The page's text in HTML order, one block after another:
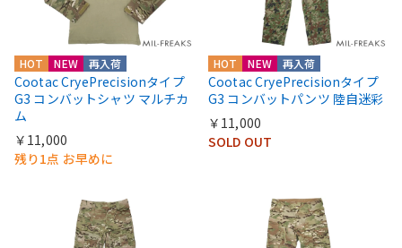
HOT NEW 再入荷
Cootac CryePrecisionタイプ
G3 コンバットシャツ マルチカ
ム
￥11,000
残り1点 お早めに
HOT NEW 再入荷
Cootac CryePrecisionタイプ
G3 コンバットパンツ 陸自迷彩
￥11,000
SOLD OUT